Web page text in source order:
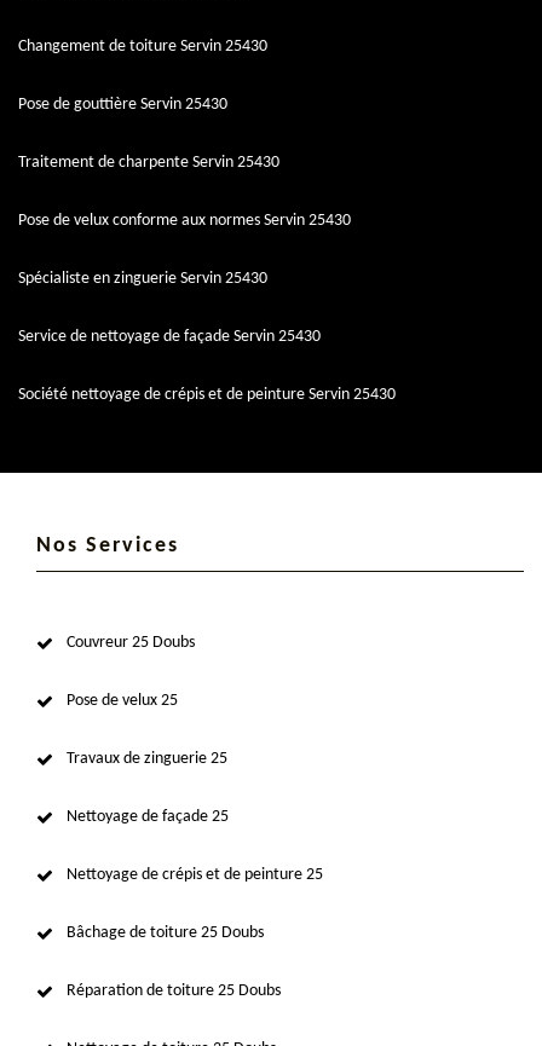
Changement de toiture Servin 25430
Pose de gouttière Servin 25430
Traitement de charpente Servin 25430
Pose de velux conforme aux normes Servin 25430
Spécialiste en zinguerie Servin 25430
Service de nettoyage de façade Servin 25430
Société nettoyage de crépis et de peinture Servin 25430
Nos Services
Couvreur 25 Doubs
Pose de velux 25
Travaux de zinguerie 25
Nettoyage de façade 25
Nettoyage de crépis et de peinture 25
Bâchage de toiture 25 Doubs
Réparation de toiture 25 Doubs